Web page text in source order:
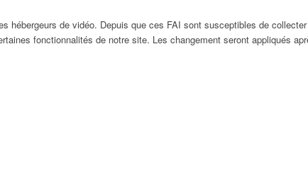
de vidéo. Depuis que ces FAI sont susceptibles de
fonctionnalités de notre site. Les changement seront appliqués